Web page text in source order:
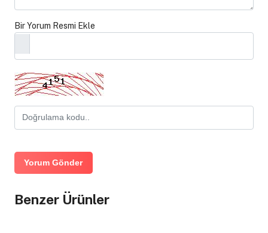
Bir Yorum Resmi Ekle
Yorum Gönder
Benzer Ürünler